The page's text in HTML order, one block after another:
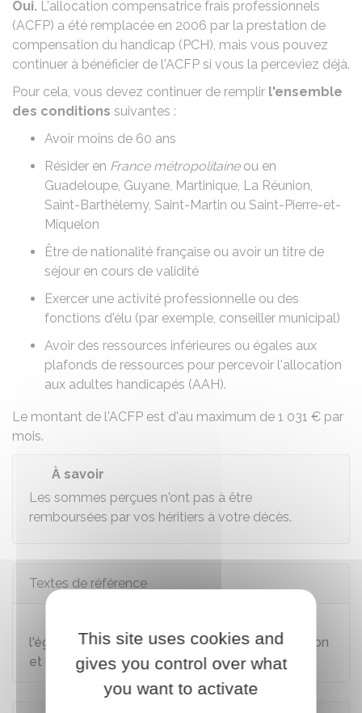
Oui. L'allocation compensatrice frais professionnels
(ACFP) a été remplacée en 2006 par la prestation de
compensation du handicap (PCH), mais vous pouvez
continuer à bénéficier de l'ACFP si vous la perceviez déjà.
Pour cela, vous devez continuer de remplir l'ensemble
des conditions suivantes :
Avoir moins de 60 ans
Résider en France métropolitaineou en
Guadeloupe, Guyane, Martinique, La Réunion,
Saint-Barthélemy, Saint-Martin ou Saint-Pierre-et-
Miquelon
Être de nationalité française ou avoir un titre de
séjour en cours de validité
Exercer une activité professionnelle ou des
fonctions d'élu (par exemple, conseiller municipal)
Avoir des ressources inférieures ou égales aux
plafonds de ressources pour percevoir l'allocation
aux adultes handicapés (AAH).
Le montant de l'ACFP est d'au maximum de 1 031 € par
mois.
À savoir
Les sommes perçues n'ont pas à être
remboursées par vos héritiers à votre décès.
Textes de référence
l'égalité des droits et des chances, la participation
et la citoyenneté des personnes handicapées
This site uses cookies and
gives you control over what
you want to activate